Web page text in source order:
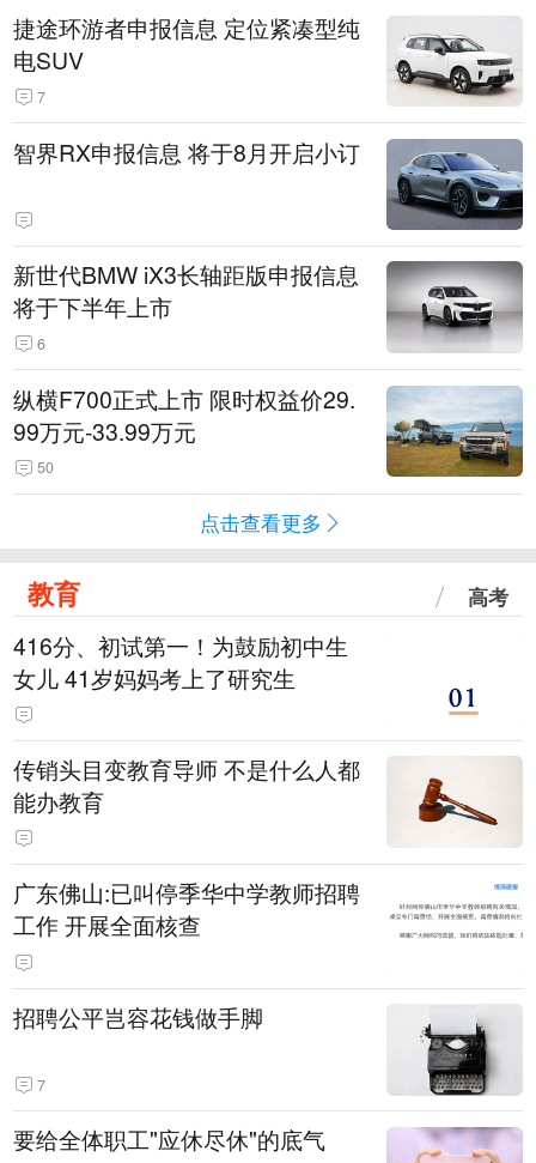
捷途环游者申报信息 定位紧凑型纯
电SUV
7
智界RX申报信息 将于8月开启小订
新世代BMW iX3长轴距版申报信息
将于下半年上市
6
纵横F700正式上市 限时权益价29.
99万元-33.99万元
50
点击查看更多
教育 高考
416分、初试第一！为鼓励初中生
女儿 41岁妈妈考上了研究生
传销头目变教育导师 不是什么人都
能办教育
广东佛山:已叫停季华中学教师招聘
工作 开展全面核查
招聘公平岂容花钱做手脚
7
要给全体职工"应休尽休"的底气